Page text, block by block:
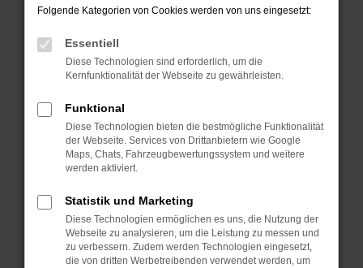
Prüfe deine Browsererweiterungen.
können das Laden bestimmter Seiten
verhindern. Funktioniert die Seite in einem
Fenster?
Starte dein Gerät neu.
Das kann manchmal helfen, vorübergehende
Probleme zu beheben.
Betriebssystem auf dem neuesten Stand
sind.
Veraltete Software birgt nicht nur ein
Sicherheitsrisiko, sondern kann auch dazu
Folgende Kategorien von Cookies werden von uns eingesetzt:
Essentiell
Diese Technologien sind erforderlich, um die
Kernfunktionalität der Webseite zu gewährleisten.
Funktional
Diese Technologien bieten die bestmögliche Funktionalität
der Webseite. Services von Drittanbietern wie Google
Maps, Chats, Fahrzeugbewertungssystem und weitere
werden aktiviert.
Statistik und Marketing
Diese Technologien ermöglichen es uns, die Nutzung der
Webseite zu analysieren, um die Leistung zu messen und
zu verbessern. Zudem werden Technologien eingesetzt,
die von dritten Werbetreibenden verwendet werden, um